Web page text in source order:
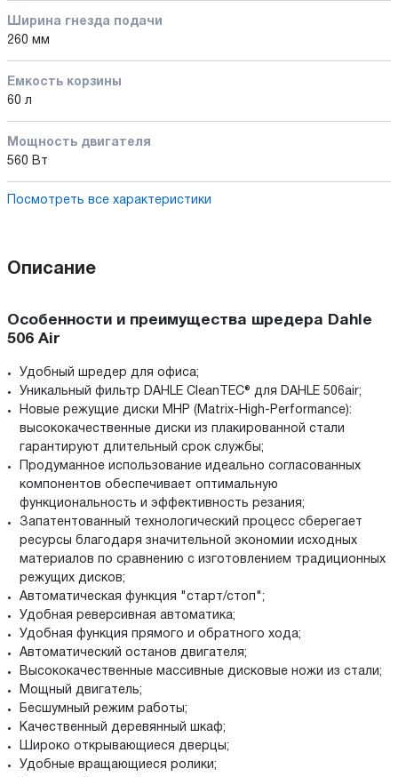
Ширина гнезда подачи
260 мм
Емкость корзины
60 л
Мощность двигателя
560 Вт
Посмотреть все характеристики
Описание
Особенности и преимущества шредера Dahle
506 Air
Удобный шредер для офиса;
Уникальный фильтр DAHLE CleanTEC® для DAHLE 506air;
Новые режущие диски MHP (Matrix-High-Performance):
высококачественные диски из плакированной стали
гарантируют длительный срок службы;
Продуманное использование идеально согласованных
компонентов обеспечивает оптимальную
функциональность и эффективность резания;
Запатентованный технологический процесс сберегает
ресурсы благодаря значительной экономии исходных
материалов по сравнению с изготовлением традиционных
режущих дисков;
Автоматическая функция "старт/стоп";
Удобная реверсивная автоматика;
Удобная функция прямого и обратного хода;
Автоматический останов двигателя;
Высококачественные массивные дисковые ножи из стали;
Мощный двигатель;
Бесшумный режим работы;
Качественный деревянный шкаф;
Широко открывающиеся дверцы;
Удобные вращающиеся ролики;